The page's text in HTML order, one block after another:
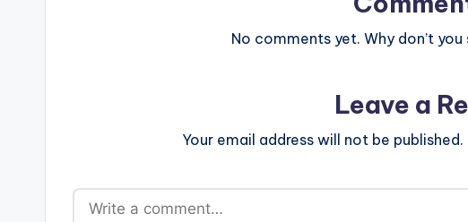
No comments yet. Why don’t
Leave a
Your email address will not be published.